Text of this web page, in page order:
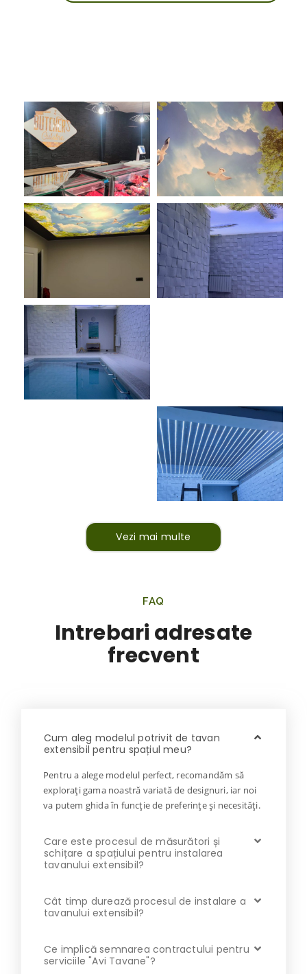
Vezi mai multe
FAQ
Intrebari adresate
frecvent
Cum aleg modelul potrivit de tavan
extensibil pentru spațiul meu?
Pentru a alege modelul perfect, recomandăm să
explorați gama noastră variată de designuri, iar noi
va putem ghida în funcție de preferințe și necesități.
Care este procesul de măsurători și
schițare a spațiului pentru instalarea
tavanului extensibil?
Cât timp durează procesul de instalare a
tavanului extensibil?
Ce implică semnarea contractului pentru
serviciile "Avi Tavane"?